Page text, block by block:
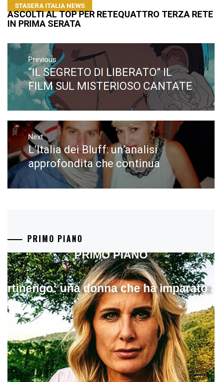
STASERA ITALIA NEWS
ASCOLTI AL TOP PER RETEQUATTRO TERZA RETE
IN PRIMA SERATA
Navigazione
articoli
Previous
Previous
post:
“IL SEGRETO DI LIBERATO” IL
FILM SUL MISTERIOSO CANTATE
Next
Next
post:
L’Italia dei Bluff: un’analisi
approfondita che continua
PRIMO PIANO
una donna che ha imparato a
PRIMO PIANO